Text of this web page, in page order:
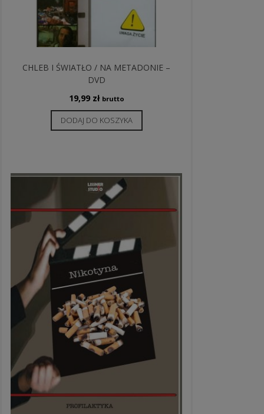
CHLEB I ŚWIATŁO / NA METADONIE –
DVD
19,99 zł brutto
DODAJ DO KOSZYKA